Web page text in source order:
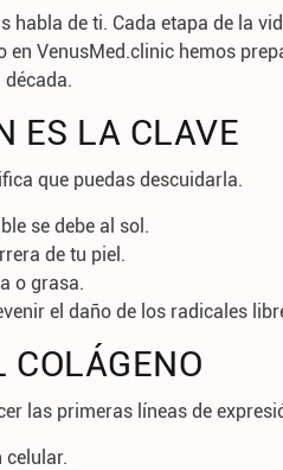
habla de ti. Cada etapa de la
en VenusMed.clinic hemos
.
ES LA CLAVE
que puedas descuidarla.
se debe al sol.
de tu piel.
o grasa.
el daño de los radicales
las primeras líneas de
celular.